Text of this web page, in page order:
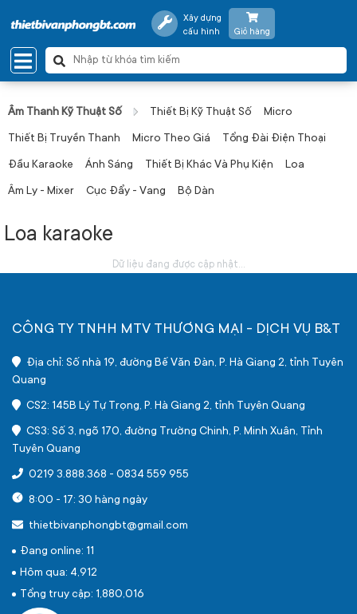
Xây dựng
cấu hình
Giỏ hàng
Âm Thanh Kỹ Thuật Số Thiết Bị Kỹ Thuật Số Micro
Thiết Bị Truyền Thanh Micro Theo Giá Tổng Đài Điện Thoại
Đầu Karaoke Ánh Sáng Thiết Bị Khác Và Phụ Kiện Loa
Âm Ly - Mixer Cục Đẩy - Vang Bộ Dàn
Loa karaoke
Dữ liệu đang được cập nhật...
CÔNG TY TNHH MTV THƯƠNG MẠI - DỊCH VỤ B&T
Địa chỉ: Số nhà 19, đường Bế Văn Đàn, P. Hà Giang 2, tỉnh Tuyên
Quang
CS2: 145B Lý Tự Trọng, P. Hà Giang 2, tỉnh Tuyên Quang
CS3: Số 3, ngõ 170, đường Trường Chinh, P. Minh Xuân, Tỉnh
Tuyên Quang
0219 3.888.368 - 0834 559 955
8:00 - 17: 30 hàng ngày
thietbivanphongbt@gmail.com
Đang online: 11
Hôm qua: 4,912
Tổng truy cập: 1,880,016